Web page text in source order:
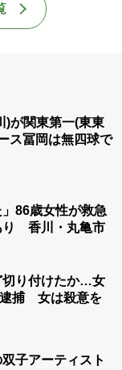
が関東第一(東東
ス冨岡は無四球で
」86歳女性が救急
香川・丸亀市
切り付けたか…女
逮捕 女は殺意を
子アーティスト